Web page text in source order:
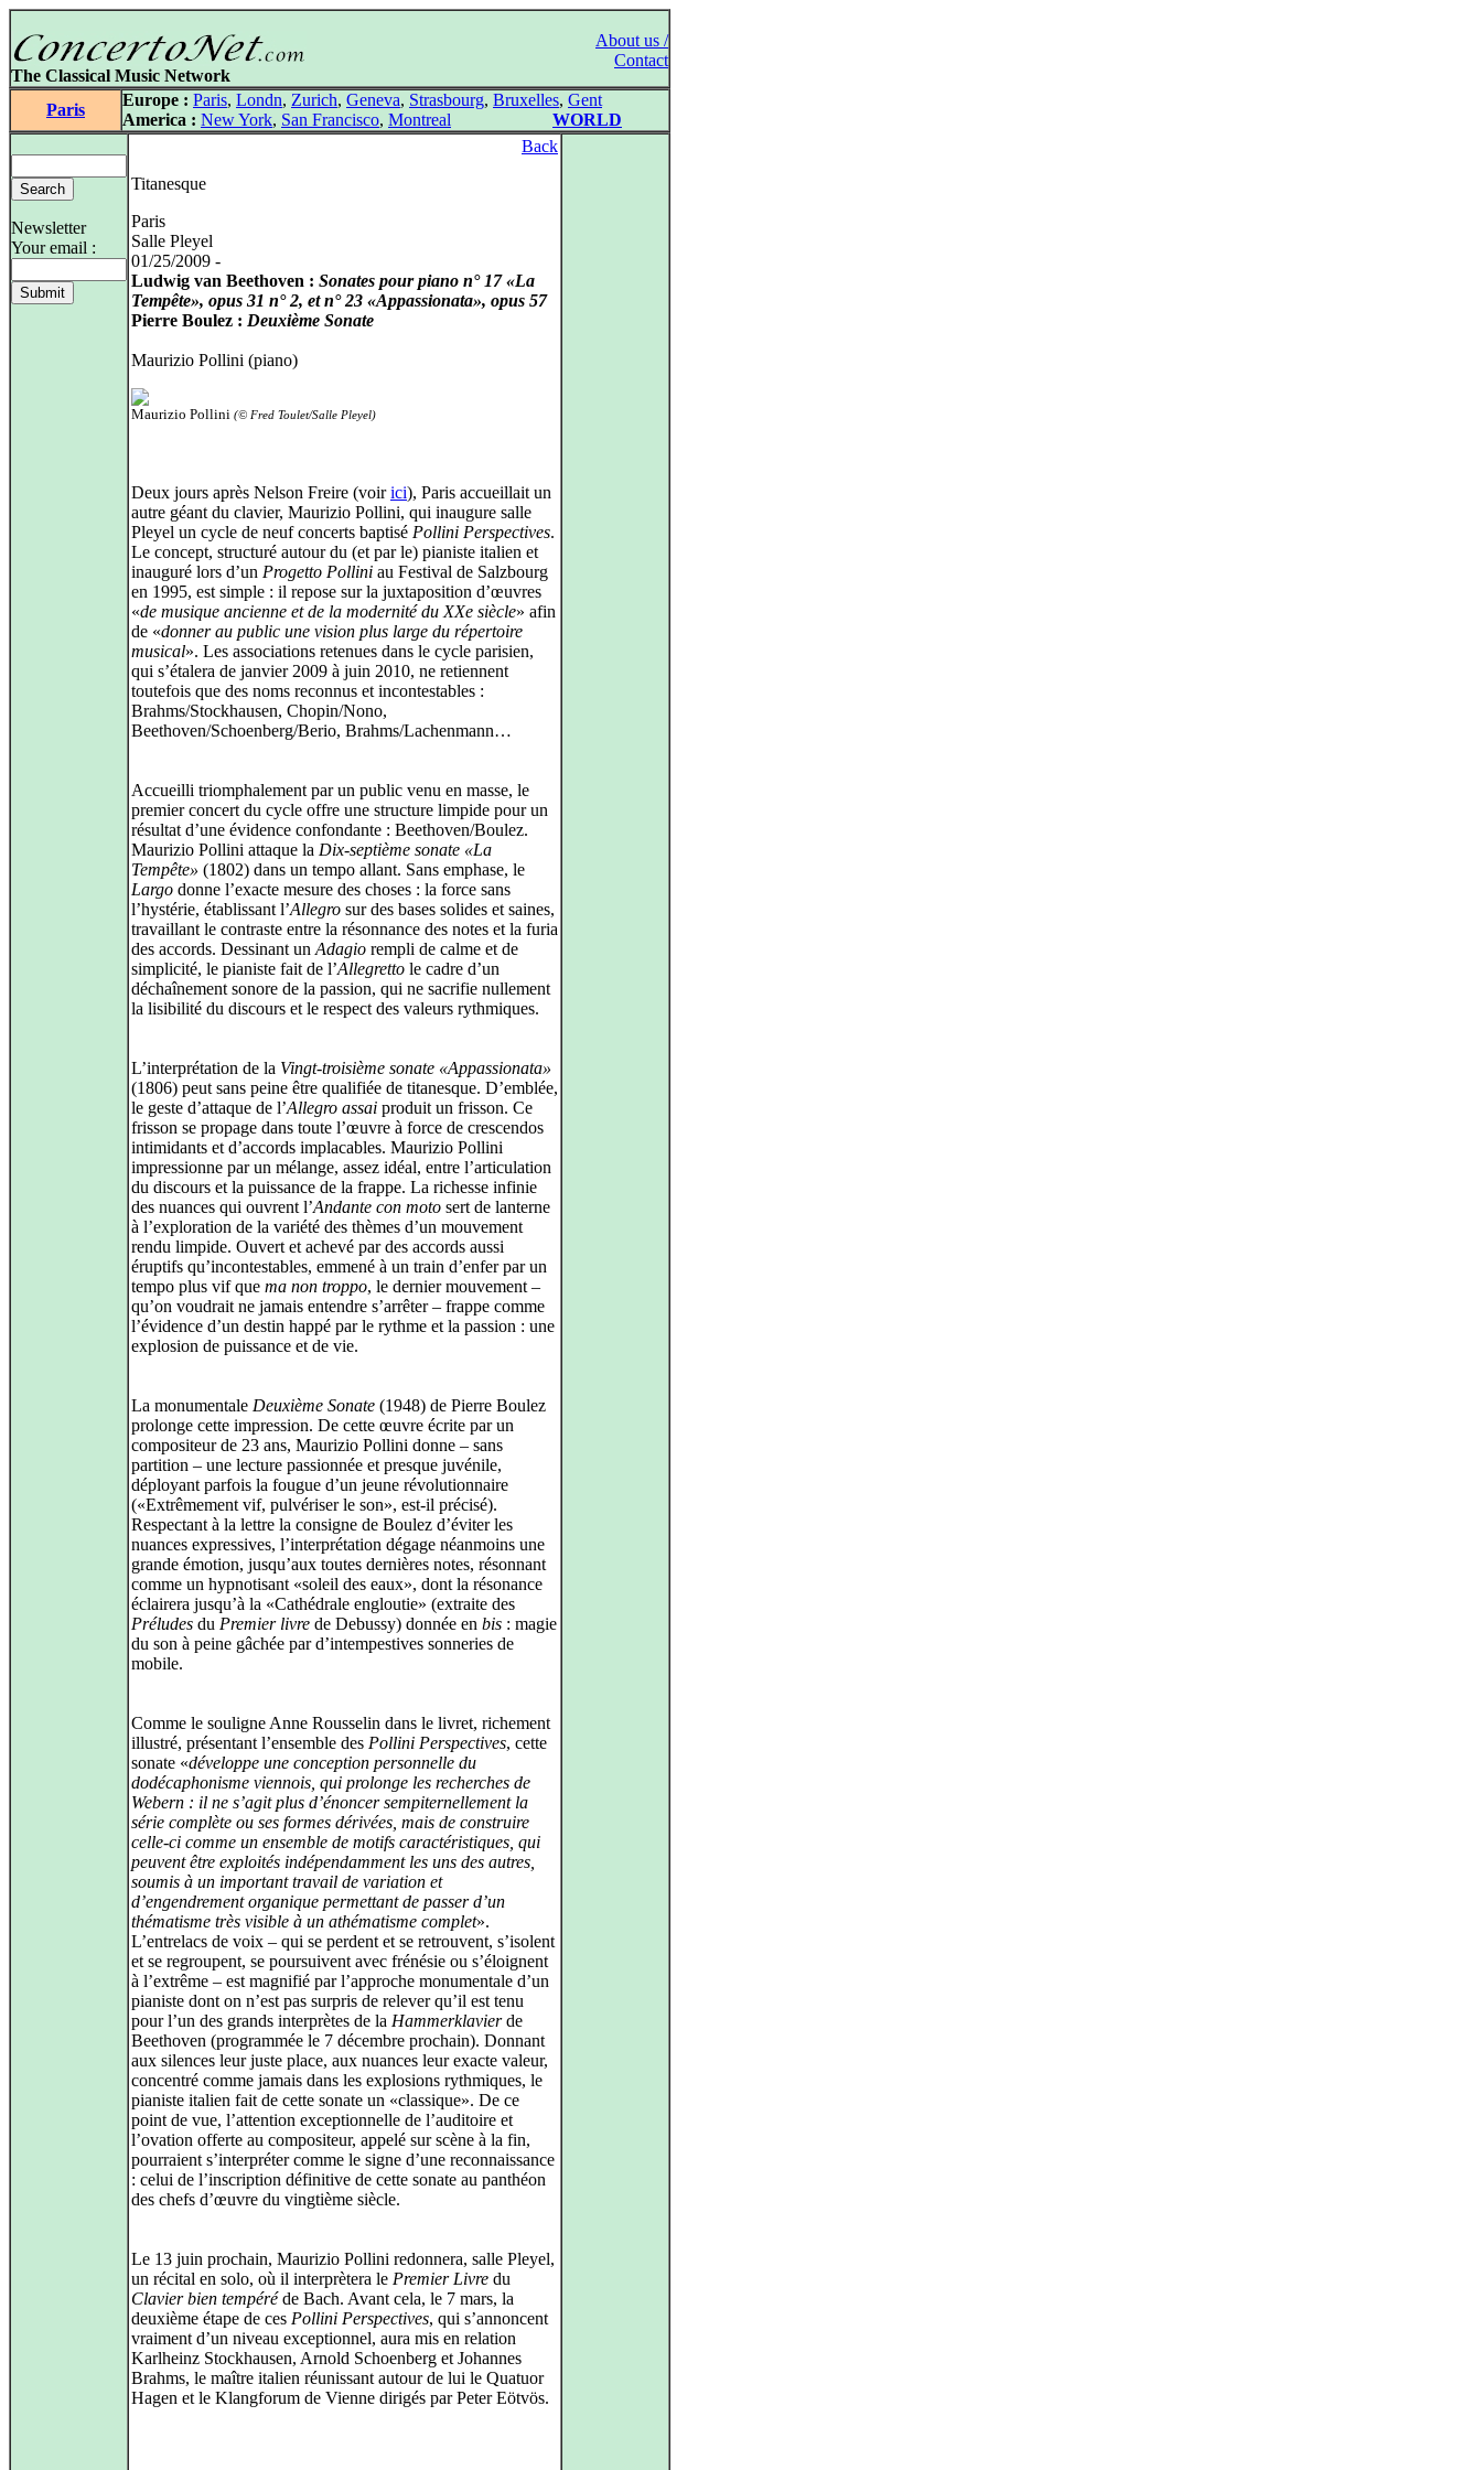
About us /
Contact
The Classical Music Network
Paris
Europe : Paris, Londn, Zurich, Geneva, Strasbourg, Bruxelles, Gent
America : New York, San Francisco, Montreal WORLD
Newsletter
Your email :
Back
Titanesque
Paris
Salle Pleyel
01/25/2009 -
Ludwig van Beethoven : Sonates pour piano n° 17 «La
Tempête», opus 31 n° 2, et n° 23 «Appassionata», opus 57
Pierre Boulez : Deuxième Sonate
Maurizio Pollini (piano)
Maurizio Pollini (© Fred Toulet/Salle Pleyel)
Deux jours après Nelson Freire (voirici), Paris accueillait un
autre géant du clavier, Maurizio Pollini, qui inaugure salle
Pleyel un cycle de neuf concerts baptisé Pollini Perspectives.
Le concept, structuré autour du (et par le) pianiste italien et
inauguré lors d’un Progetto Pollini au Festival de Salzbourg
en 1995, est simple : il repose sur la juxtaposition d’œuvres
«de musique ancienne et de la modernité du XXe siècle» afin
de «donner au public une vision plus large du répertoire
musical». Les associations retenues dans le cycle parisien,
qui s’étalera de janvier 2009 à juin 2010, ne retiennent
toutefois que des noms reconnus et incontestables :
Brahms/Stockhausen, Chopin/Nono,
Beethoven/Schoenberg/Berio, Brahms/Lachenmann…
Accueilli triomphalement par un public venu en masse, le
premier concert du cycle offre une structure limpide pour un
résultat d’une évidence confondante : Beethoven/Boulez.
Maurizio Pollini attaque la Dix-septième sonate «La
Tempête» (1802) dans un tempo allant. Sans emphase, le
Largo donne l’exacte mesure des choses : la force sans
l’hystérie, établissant l’Allegro sur des bases solides et saines,
travaillant le contraste entre la résonnance des notes et la furia
des accords. Dessinant un Adagio rempli de calme et de
simplicité, le pianiste fait de l’Allegretto le cadre d’un
déchaînement sonore de la passion, qui ne sacrifie nullement
la lisibilité du discours et le respect des valeurs rythmiques.
L’interprétation de la Vingt-troisième sonate «Appassionata»
(1806) peut sans peine être qualifiée de titanesque. D’emblée,
le geste d’attaque de l’Allegro assai produit un frisson. Ce
frisson se propage dans toute l’œuvre à force de crescendos
intimidants et d’accords implacables. Maurizio Pollini
impressionne par un mélange, assez idéal, entre l’articulation
du discours et la puissance de la frappe. La richesse infinie
des nuances qui ouvrent l’Andante con moto sert de lanterne
à l’exploration de la variété des thèmes d’un mouvement
rendu limpide. Ouvert et achevé par des accords aussi
éruptifs qu’incontestables, emmené à un train d’enfer par un
tempo plus vif que ma non troppo, le dernier mouvement –
qu’on voudrait ne jamais entendre s’arrêter – frappe comme
l’évidence d’un destin happé par le rythme et la passion : une
explosion de puissance et de vie.
La monumentale Deuxième Sonate (1948) de Pierre Boulez
prolonge cette impression. De cette œuvre écrite par un
compositeur de 23 ans, Maurizio Pollini donne – sans
partition – une lecture passionnée et presque juvénile,
déployant parfois la fougue d’un jeune révolutionnaire
(«Extrêmement vif, pulvériser le son», est-il précisé).
Respectant à la lettre la consigne de Boulez d’éviter les
nuances expressives, l’interprétation dégage néanmoins une
grande émotion, jusqu’aux toutes dernières notes, résonnant
comme un hypnotisant «soleil des eaux», dont la résonance
éclairera jusqu’à la «Cathédrale engloutie» (extraite des
Préludes du Premier livre de Debussy) donnée en bis : magie
du son à peine gâchée par d’intempestives sonneries de
mobile.
Comme le souligne Anne Rousselin dans le livret, richement
illustré, présentant l’ensemble des Pollini Perspectives, cette
sonate «développe une conception personnelle du
dodécaphonisme viennois, qui prolonge les recherches de
Webern : il ne s’agit plus d’énoncer sempiternellement la
série complète ou ses formes dérivées, mais de construire
celle-ci comme un ensemble de motifs caractéristiques, qui
peuvent être exploités indépendamment les uns des autres,
soumis à un important travail de variation et
d’engendrement organique permettant de passer d’un
thématisme très visible à un athématisme complet».
L’entrelacs de voix – qui se perdent et se retrouvent, s’isolent
et se regroupent, se poursuivent avec frénésie ou s’éloignent
à l’extrême – est magnifié par l’approche monumentale d’un
pianiste dont on n’est pas surpris de relever qu’il est tenu
pour l’un des grands interprètes de la Hammerklavierde
Beethoven (programmée le 7 décembre prochain). Donnant
aux silences leur juste place, aux nuances leur exacte valeur,
concentré comme jamais dans les explosions rythmiques, le
pianiste italien fait de cette sonate un «classique». De ce
point de vue, l’attention exceptionnelle de l’auditoire et
l’ovation offerte au compositeur, appelé sur scène à la fin,
pourraient s’interpréter comme le signe d’une reconnaissance
: celui de l’inscription définitive de cette sonate au panthéon
des chefs d’œuvre du vingtième siècle.
Le 13 juin prochain, Maurizio Pollini redonnera, salle Pleyel,
un récital en solo, où il interprètera le Premier Livre du
Clavier bien tempéréde Bach. Avant cela, le 7 mars, la
deuxième étape de ces Pollini Perspectives, qui s’annoncent
vraiment d’un niveau exceptionnel, aura mis en relation
Karlheinz Stockhausen, Arnold Schoenberg et Johannes
Brahms, le maître italien réunissant autour de lui le Quatuor
Hagen et le Klangforum de Vienne dirigés par Peter Eötvös.